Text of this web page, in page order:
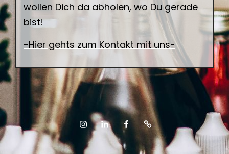
wollen Dich da abholen, wo Du gerade
bist!
-Hier gehts zum Kontakt mit uns-
InstagramLinkedInFacebook
Xing